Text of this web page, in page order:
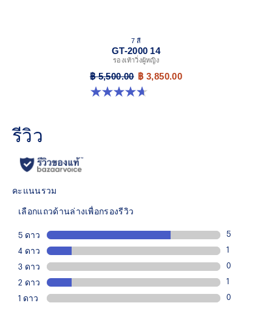
7 สี
GT-2000 14
รองเท้าวิ่งผู้หญิง
฿ 5,500.00 ฿ 3,850.00
4.7 จาก 5 ดาว 161 รีวิว